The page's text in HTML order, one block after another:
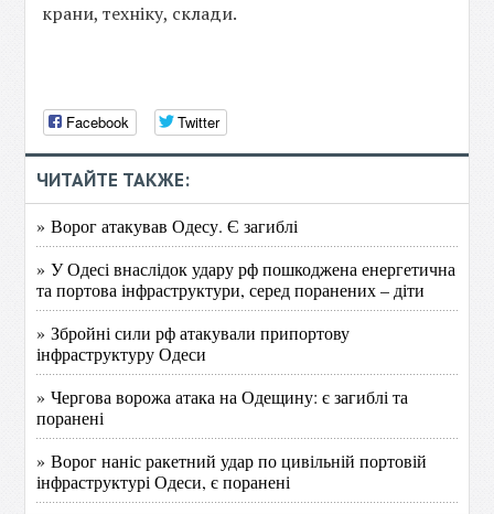
крани, техніку, склади.
Facebook Twitter
ЧИТАЙТЕ ТАКЖЕ:
» Ворог атакував Одесу. Є загиблі
» У Одесі внаслідок удару рф пошкоджена енергетична
та портова інфраструктури, серед поранених – діти
» Збройні сили рф атакували припортову
інфраструктуру Одеси
» Чергова ворожа атака на Одещину: є загиблі та
поранені
» Ворог наніс ракетний удар по цивільній портовій
інфраструктурі Одеси, є поранені